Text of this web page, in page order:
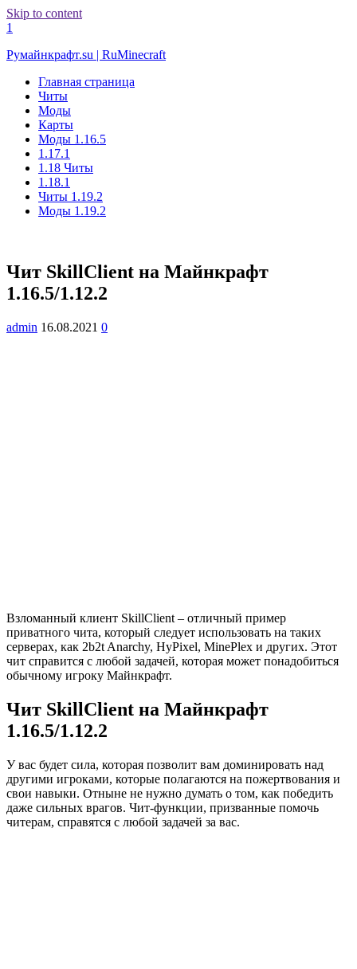
Skip to content
1
Румайнкрафт.su | RuMinecraft
Главная страница
Читы
Моды
Карты
Моды 1.16.5
1.17.1
1.18 Читы
1.18.1
Читы 1.19.2
Моды 1.19.2
Чит SkillClient на Майнкрафт
1.16.5/1.12.2
admin 16.08.2021 0
Взломанный клиент SkillClient – отличный пример
приватного чита, который следует использовать на таких
серверах, как 2b2t Anarchy, HyPixel, MinePlex и других. Этот
чит справится с любой задачей, которая может понадобиться
обычному игроку Майнкрафт.
Чит SkillClient на Майнкрафт
1.16.5/1.12.2
У вас будет сила, которая позволит вам доминировать над
другими игроками, которые полагаются на пожертвования и
свои навыки. Отныне не нужно думать о том, как победить
даже сильных врагов. Чит-функции, призванные помочь
читерам, справятся с любой задачей за вас.